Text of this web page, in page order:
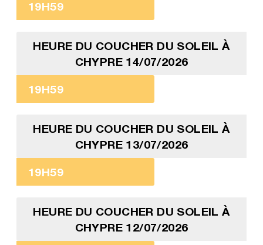
19H59
HEURE DU COUCHER DU SOLEIL À
CHYPRE 14/07/2026
19H59
HEURE DU COUCHER DU SOLEIL À
CHYPRE 13/07/2026
19H59
HEURE DU COUCHER DU SOLEIL À
CHYPRE 12/07/2026